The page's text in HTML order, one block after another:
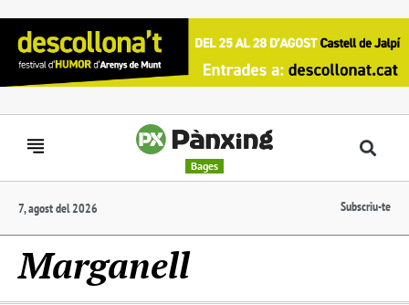
Bages
7, agost del 2026 Subscriu-te
Marganell